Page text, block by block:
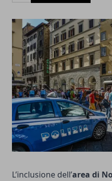
L’inclusione dell’area di